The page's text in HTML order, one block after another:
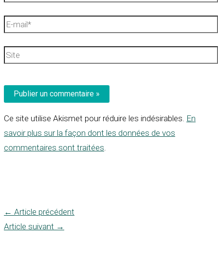
E-
Site
Ce site utilise Akismet pour réduire les indésirables. En
savoir plus sur la façon dont les données de vos
commentaires sont traitées
← Article précédent
Article suivant →